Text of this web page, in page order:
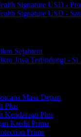
Signature USD -
Signature USD -
Sejahtera
Jiwa Terlindungi - Si
Masa Depan
Plus
Kendaraan Plus
Kredit Prima
Prime